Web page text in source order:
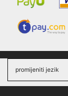
promijeniti jezik